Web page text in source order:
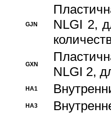
GJN
NLGI 2,
GXN
NLGI 2,
HA1
HA3